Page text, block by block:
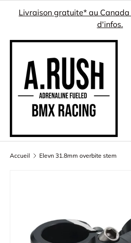
ALLER AU CONTENU
Livraison gratuite* au
d'infos.
Recherche
Accueil Elevn 31.8mm overbite stem